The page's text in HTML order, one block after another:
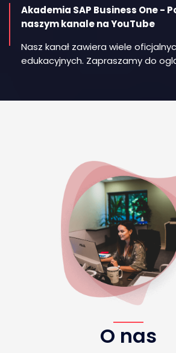
Akademia SAP Business One -
naszym kanale na YouTube
Nasz kanał zawiera wiele
edukacyjnych. Zapraszamy do
O nas